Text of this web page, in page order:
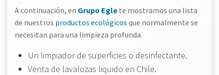
A continuación, en Grupo Egle te mostramos una lista
de nuestros productos ecológicos que normalmente se
necesitan para una limpieza profunda.
Un limpiador de superficies o desinfectante.
Venta de lavalozas liquido en Chile.